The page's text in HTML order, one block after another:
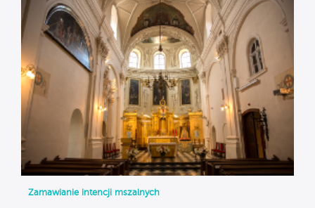
Zamawianie intencji mszalnych